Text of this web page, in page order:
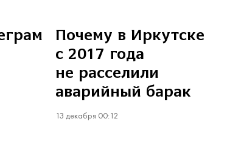
Почему в Иркутске
с 2017 года
не расселили
аварийный барак
13 декабря 00:12